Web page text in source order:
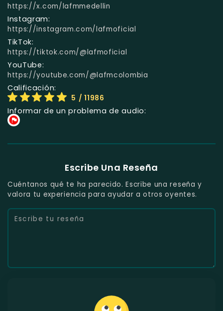
https://x.com/lafmmedellin
Instagram:
https://instagram.com/lafmoficial
TikTok:
https://tiktok.com/@lafmoficial
YouTube:
https://youtube.com/@lafmcolombia
Calificación:
5 / 11986
Informar de un problema de audio:
Escribe Una Reseña
Cuéntanos qué te ha parecido. Escribe una reseña y
valora tu experiencia para ayudar a otros oyentes.